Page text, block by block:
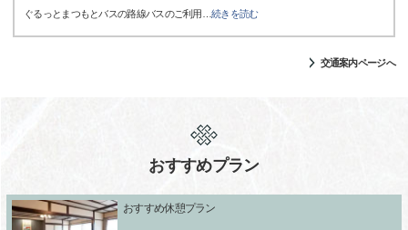
ぐるっとまつもとバスの路線バスのご利用 …続きを読む
交通案内ページへ
おすすめプラン
おすすめ休憩プラン